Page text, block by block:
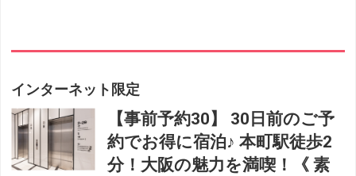
インターネット限定
【事前予約30】 30日前のご予
約でお得に宿泊♪ 本町駅徒歩2
分！大阪の魅力を満喫！《 素